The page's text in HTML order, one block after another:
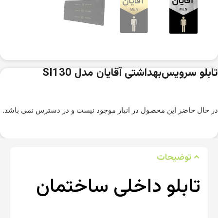
تابلو سرویس‌بهداشتی آقایان مدل SI130
در حال حاضر این محصول در انبار موجود نیست و در دسترس نمی باشد.
توضیحات
تابلو داخلی ساختمان